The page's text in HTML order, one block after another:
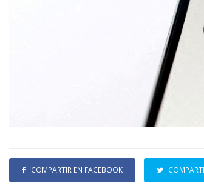
COMPARTIR EN FACEBOOK